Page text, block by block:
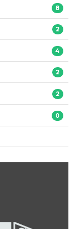
8
2
4
2
2
0